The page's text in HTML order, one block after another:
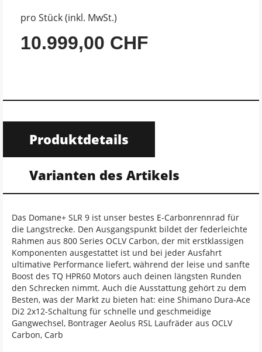
pro Stück (inkl. MwSt.)
10.999,00 CHF
Produktdetails
Varianten des Artikels
Das Domane+ SLR 9 ist unser bestes E-Carbonrennrad für
die Langstrecke. Den Ausgangspunkt bildet der federleichte
Rahmen aus 800 Series OCLV Carbon, der mit erstklassigen
Komponenten ausgestattet ist und bei jeder Ausfahrt
ultimative Performance liefert, während der leise und sanfte
Boost des TQ HPR60 Motors auch deinen längsten Runden
den Schrecken nimmt. Auch die Ausstattung gehört zu dem
Besten, was der Markt zu bieten hat: eine Shimano Dura-Ace
Di2 2x12-Schaltung für schnelle und geschmeidige
Gangwechsel, Bontrager Aeolus RSL Laufräder aus OCLV
Carbon, Carb